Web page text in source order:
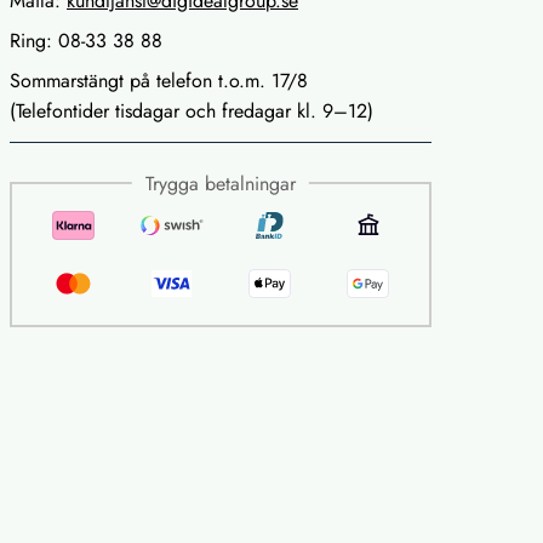
Ring: 08-33 38 88
Sommarstängt på telefon t.o.m. 17/8
(Telefontider tisdagar och fredagar kl. 9–12)
Trygga betalningar